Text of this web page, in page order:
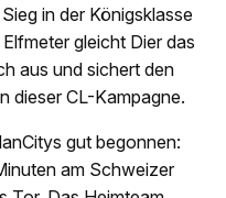
in der Königsklasse
gleicht Dier das
aus und sichert den
dieser CL-Kampagne.
gut begonnen:
am Schweizer